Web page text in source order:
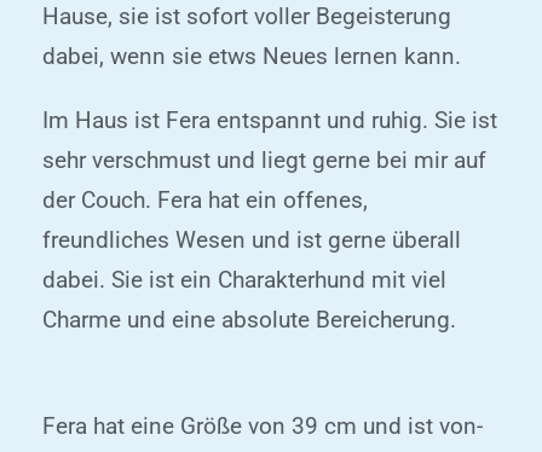
Hause, sie ist sofort voller Begeisterung
dabei, wenn sie etws Neues lernen kann.
Im Haus ist Fera entspannt und ruhig. Sie ist
sehr verschmust und liegt gerne bei mir auf
der Couch. Fera hat ein offenes,
freundliches Wesen und ist gerne überall
dabei. Sie ist ein Charakterhund mit viel
Charme und eine absolute Bereicherung.
Fera hat eine Größe von 39 cm und ist von-